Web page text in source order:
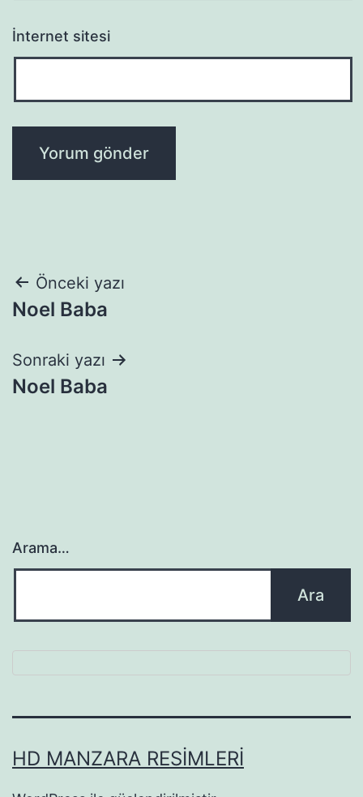
İnternet sitesi
Yazı
gezinmesi
Önceki yazı
Noel Baba
Sonraki yazı
Noel Baba
Arama…
HD MANZARA RESIMLERI